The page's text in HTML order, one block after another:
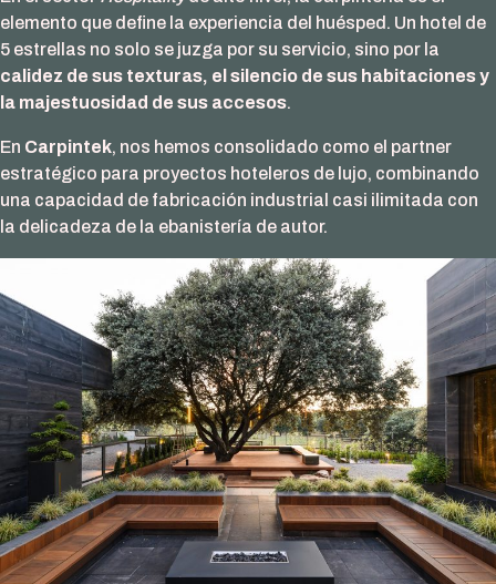
elemento que define la experiencia del huésped. Un hotel de
5 estrellas no solo se juzga por su servicio, sino por la
calidez de sus texturas, el silencio de sus habitaciones y
la majestuosidad de sus accesos.
En Carpintek, nos hemos consolidado como el partner
estratégico para proyectos hoteleros de lujo, combinando
una capacidad de fabricación industrial casi ilimitada con
la delicadeza de la ebanistería de autor.